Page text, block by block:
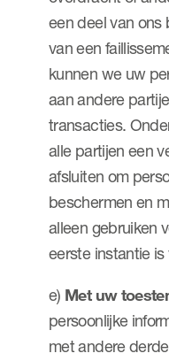
een deel van ons
van een
kunnen we uw
aan andere
transacties.
alle partijen een
afsluiten om
beschermen en
alleen gebruiken
eerste instantie is
e) Met uw
persoonlijke
met andere